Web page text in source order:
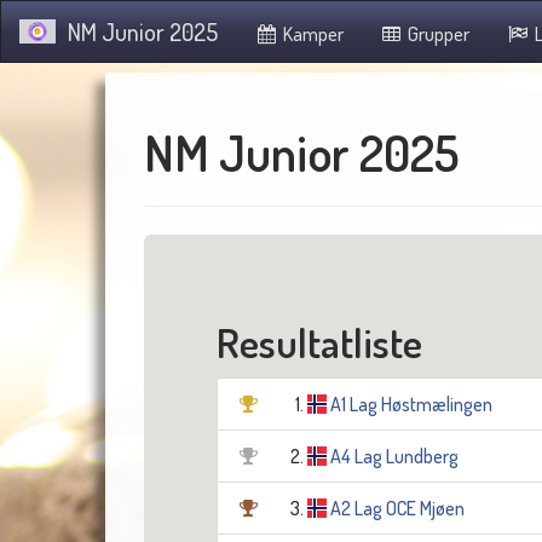
NM Junior 2025 Kamper Grupper
NM Junior 2025
Resultatliste
1. A1 Lag Høstmælingen
2. A4 Lag Lundberg
3. A2 Lag OCE Mjøen